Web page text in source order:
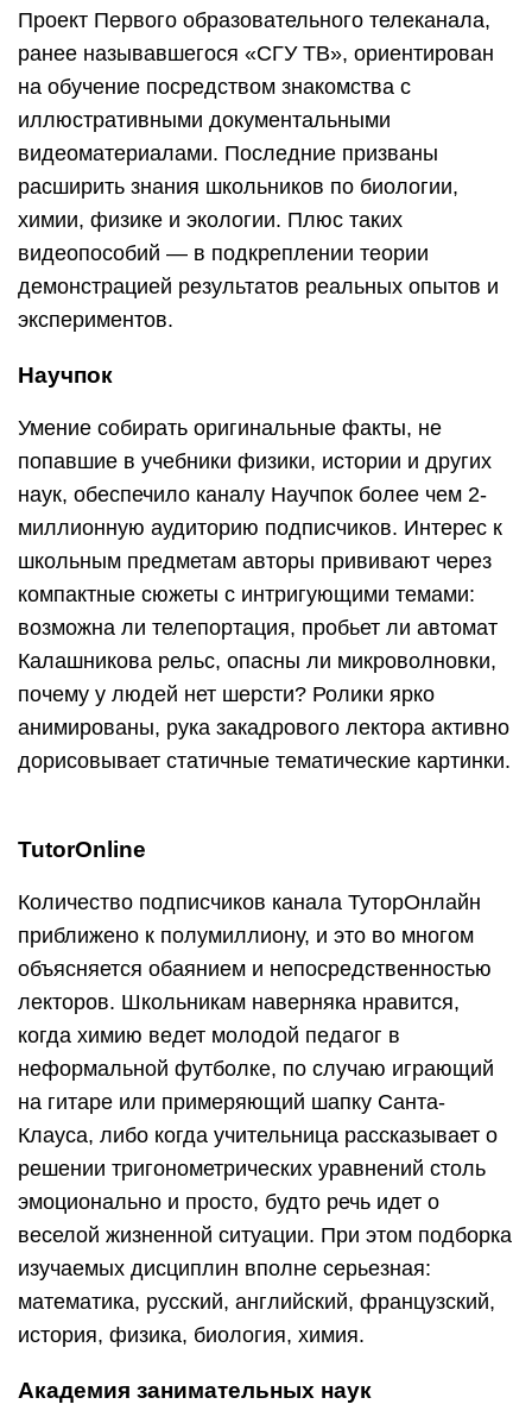
Проект Первого образовательного телеканала,
ранее называвшегося «СГУ ТВ», ориентирован
на обучение посредством знакомства с
иллюстративными документальными
видеоматериалами. Последние призваны
расширить знания школьников по биологии,
химии, физике и экологии. Плюс таких
видеопособий — в подкреплении теории
демонстрацией результатов реальных опытов и
экспериментов.
Научпок
Умение собирать оригинальные факты, не
попавшие в учебники физики, истории и других
наук, обеспечило каналу Научпок более чем 2-
миллионную аудиторию подписчиков. Интерес к
школьным предметам авторы прививают через
компактные сюжеты с интригующими темами:
возможна ли телепортация, пробьет ли автомат
Калашникова рельс, опасны ли микроволновки,
почему у людей нет шерсти? Ролики ярко
анимированы, рука закадрового лектора активно
дорисовывает статичные тематические картинки.
TutorOnline
Количество подписчиков канала ТуторОнлайн
приближено к полумиллиону, и это во многом
объясняется обаянием и непосредственностью
лекторов. Школьникам наверняка нравится,
когда химию ведет молодой педагог в
неформальной футболке, по случаю играющий
на гитаре или примеряющий шапку Санта-
Клауса, либо когда учительница рассказывает о
решении тригонометрических уравнений столь
эмоционально и просто, будто речь идет о
веселой жизненной ситуации. При этом подборка
изучаемых дисциплин вполне серьезная:
математика, русский, английский, французский,
история, физика, биология, химия.
Академия занимательных наук